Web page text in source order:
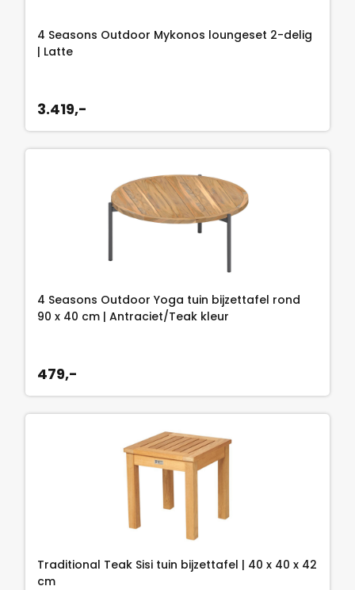
4 Seasons Outdoor Mykonos loungeset 2-delig
| Latte
3.419,-
4 Seasons Outdoor Yoga tuin bijzettafel rond
90 x 40 cm | Antraciet/Teak kleur
479,-
Traditional Teak Sisi tuin bijzettafel | 40 x 40 x 42
cm